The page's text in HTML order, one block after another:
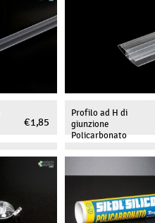
€ 1,85
Profilo ad H di
giunzione
Policarbonato